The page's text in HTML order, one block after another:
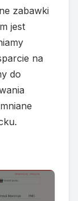
zabawki
jest
na
do